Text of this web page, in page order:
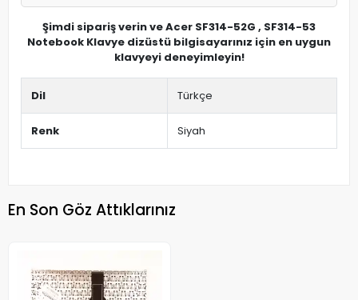
Şimdi sipariş verin ve Acer SF314-52G , SF314-53
Notebook Klavye dizüstü bilgisayarınız için en uygun
klavyeyi deneyimleyin!
Dil Türkçe
Renk Siyah
En Son Göz Attıklarınız